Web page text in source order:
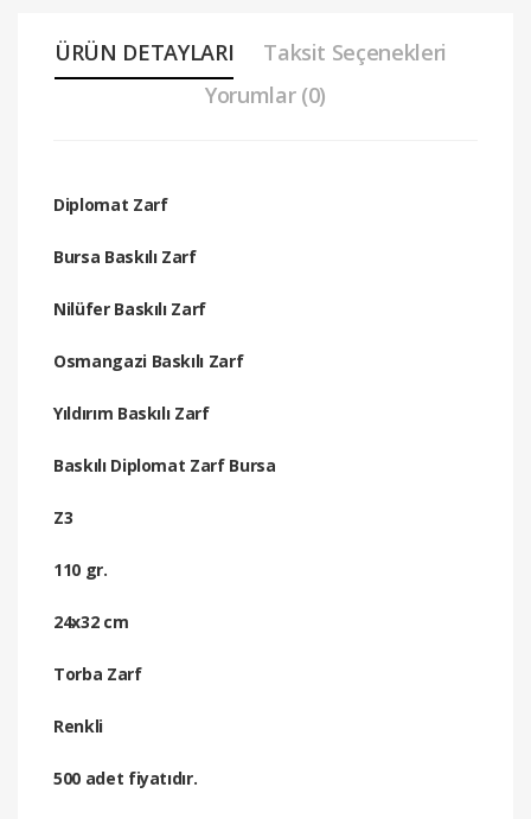
ÜRÜN DETAYLARI
Taksit Seçenekleri
Yorumlar (0)
Diplomat Zarf
Bursa Baskılı Zarf
Nilüfer Baskılı Zarf
Osmangazi Baskılı Zarf
Yıldırım Baskılı Zarf
Baskılı Diplomat Zarf Bursa
Z3
110 gr.
24x32 cm
Torba Zarf
Renkli
500 adet fiyatıdır.